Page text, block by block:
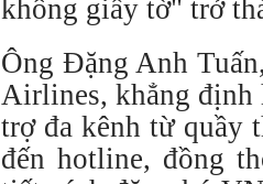
không giấy tờ" trở
Ông Đặng Anh
Airlines, khẳng định
trợ đa kênh từ quầy
đến hotline, đồng